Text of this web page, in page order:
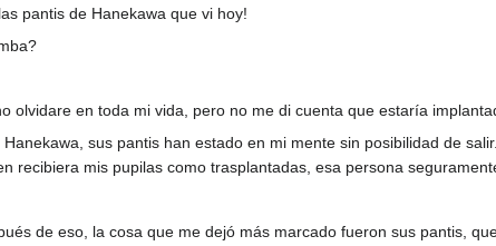
pantis de Hanekawa que vi hoy!
olvidare en toda mi vida, pero no me di cuenta que estaría
sus pantis han estado en mi mente sin posibilidad de
recibiera mis pupilas como trasplantadas, esa persona
de eso, la cosa que me dejó más marcado fueron sus pantis,